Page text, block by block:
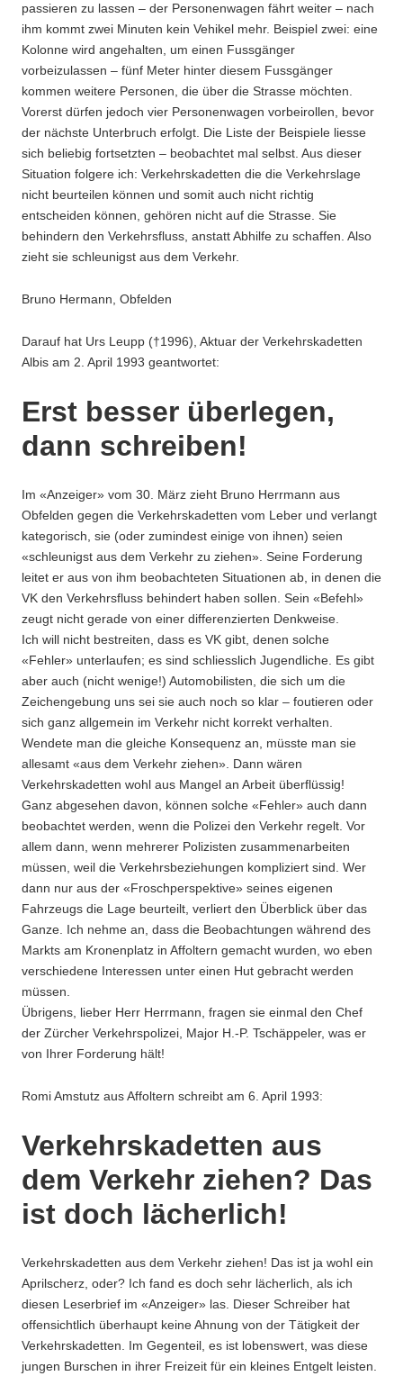
passieren zu lassen – der Personenwagen fährt weiter – nach
ihm kommt zwei Minuten kein Vehikel mehr. Beispiel zwei: eine
Kolonne wird angehalten, um einen Fussgänger
vorbeizulassen – fünf Meter hinter diesem Fussgänger
kommen weitere Personen, die über die Strasse möchten.
Vorerst dürfen jedoch vier Personenwagen vorbeirollen, bevor
der nächste Unterbruch erfolgt. Die Liste der Beispiele liesse
sich beliebig fortsetzten – beobachtet mal selbst. Aus dieser
Situation folgere ich: Verkehrskadetten die die Verkehrslage
nicht beurteilen können und somit auch nicht richtig
entscheiden können, gehören nicht auf die Strasse. Sie
behindern den Verkehrsfluss, anstatt Abhilfe zu schaffen. Also
zieht sie schleunigst aus dem Verkehr.
Bruno Hermann, Obfelden
Darauf hat Urs Leupp (†1996), Aktuar der Verkehrskadetten
Albis am 2. April 1993 geantwortet:
Erst besser überlegen,
dann schreiben!
Im «Anzeiger» vom 30. März zieht Bruno Herrmann aus
Obfelden gegen die Verkehrskadetten vom Leber und verlangt
kategorisch, sie (oder zumindest einige von ihnen) seien
«schleunigst aus dem Verkehr zu ziehen». Seine Forderung
leitet er aus von ihm beobachteten Situationen ab, in denen die
VK den Verkehrsfluss behindert haben sollen. Sein «Befehl»
zeugt nicht gerade von einer differenzierten Denkweise.
Ich will nicht bestreiten, dass es VK gibt, denen solche
«Fehler» unterlaufen; es sind schliesslich Jugendliche. Es gibt
aber auch (nicht wenige!) Automobilisten, die sich um die
Zeichengebung uns sei sie auch noch so klar – foutieren oder
sich ganz allgemein im Verkehr nicht korrekt verhalten.
Wendete man die gleiche Konsequenz an, müsste man sie
allesamt «aus dem Verkehr ziehen». Dann wären
Verkehrskadetten wohl aus Mangel an Arbeit überflüssig!
Ganz abgesehen davon, können solche «Fehler» auch dann
beobachtet werden, wenn die Polizei den Verkehr regelt. Vor
allem dann, wenn mehrerer Polizisten zusammenarbeiten
müssen, weil die Verkehrsbeziehungen kompliziert sind. Wer
dann nur aus der «Froschperspektive» seines eigenen
Fahrzeugs die Lage beurteilt, verliert den Überblick über das
Ganze. Ich nehme an, dass die Beobachtungen während des
Markts am Kronenplatz in Affoltern gemacht wurden, wo eben
verschiedene Interessen unter einen Hut gebracht werden
müssen.
Übrigens, lieber Herr Herrmann, fragen sie einmal den Chef
der Zürcher Verkehrspolizei, Major H.-P. Tschäppeler, was er
von Ihrer Forderung hält!
Romi Amstutz aus Affoltern schreibt am 6. April 1993:
Verkehrskadetten aus
dem Verkehr ziehen? Das
ist doch lächerlich!
Verkehrskadetten aus dem Verkehr ziehen! Das ist ja wohl ein
Aprilscherz, oder? Ich fand es doch sehr lächerlich, als ich
diesen Leserbrief im «Anzeiger» las. Dieser Schreiber hat
offensichtlich überhaupt keine Ahnung von der Tätigkeit der
Verkehrskadetten. Im Gegenteil, es ist lobenswert, was diese
jungen Burschen in ihrer Freizeit für ein kleines Entgelt leisten.